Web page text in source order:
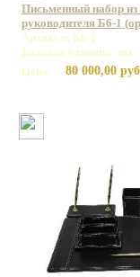
Письменный набор из
руководителя Б6-1
Артикул: Б6-1
Базовая единица: шт
Цена:
80 000,00